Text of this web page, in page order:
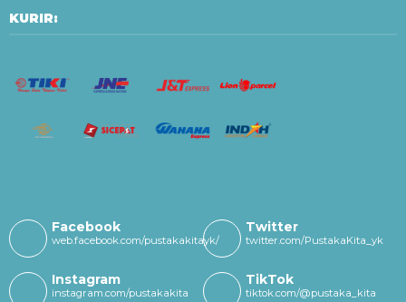
KURIR:
Facebook
web.facebook.com/pustakakitayk/
Twitter
twitter.com/PustakaKita_yk
Instagram
instagram.com/pustakakita
TikTok
tiktok.com/@pustaka_kita